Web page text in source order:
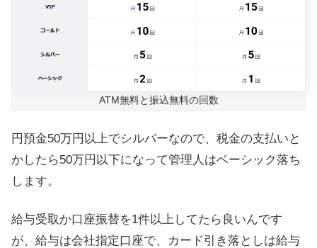
ATM無料と振込無料の回数
円預金50万円以上でシルバーなので、税金の支払いと
かしたら50万円以下になって管理人はベーシック落ち
します。
給与受取か口座振替を1件以上してたら良いんです
が、給与は会社指定口座で、カード引き落としは給与